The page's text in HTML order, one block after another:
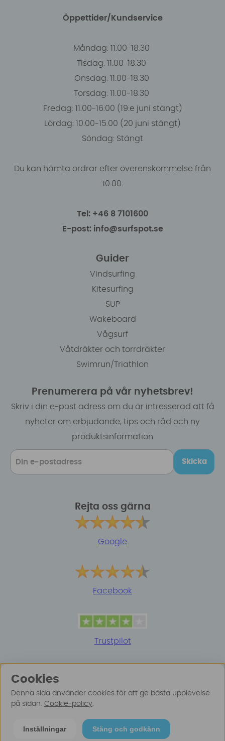
Öppettider/Kundservice
Måndag: 11.00-18.30
Tisdag: 11.00-18.30
Onsdag: 11.00-18.30
Torsdag: 11.00-18.30
Fredag: 11.00-16:00 (19:e juni stängt)
Lördag: 10.00-15.00 (20 juni stängt)
Söndag: Stängt
Du kan hämta ordrar efter överenskommelse från
10.00.
Tel: +46 8 7101600
E-post: info@surfspot.se
Guider
Vindsurfing
Kitesurfing
SUP
Wakeboard
Vågsurf
Våtdräkter och torrdräkter
Swimrun/Triathlon
Prenumerera på vår nyhetsbrev!
Skriv i din e-post adress om du är intresserad att få
nyheter om erbjudande, tips och råd och ny
produktsinformation
Skicka
Rejta oss gärna
Google
Facebook
Trustpilot
mer här
Cookies
Denna sida använder cookies för att ge bästa upplevelse
på sidan. Cookie-policy.
Inställningar Stäng och godkänn